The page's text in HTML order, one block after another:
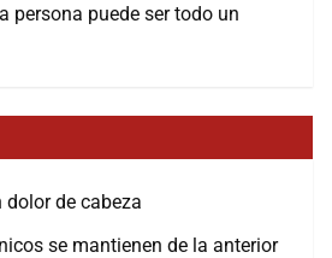
persona puede ser todo un
dolor de cabeza
se mantienen de la anterior